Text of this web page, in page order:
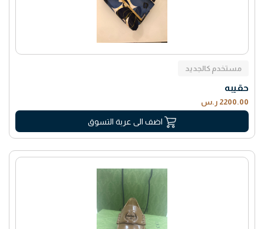
مستخدم كالجديد
حقيبه
2200.00 ر.س
اضف الى عربة التسوق